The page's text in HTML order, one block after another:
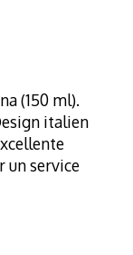
(150 ml).
italien
un service